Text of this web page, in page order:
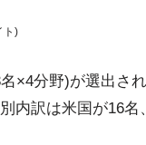
ト)
×4分野)が選出さ
内訳は米国が16